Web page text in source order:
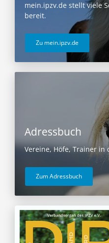
mein.ipzv.de stellt viele
bereit.
Zu mein.ipzv.de
Adressbuch
Vereine, Höfe, Trainer in
Zum Adressbuch